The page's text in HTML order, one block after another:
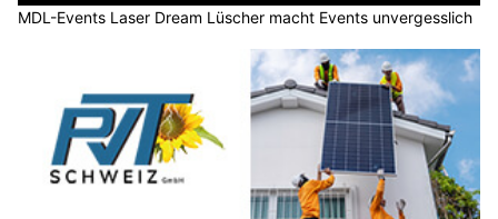
MDL-Events Laser Dream Lüscher macht Events unvergesslich